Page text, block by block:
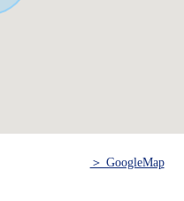
＞ GoogleMap